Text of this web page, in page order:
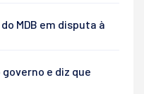
MDB em disputa à
e diz que